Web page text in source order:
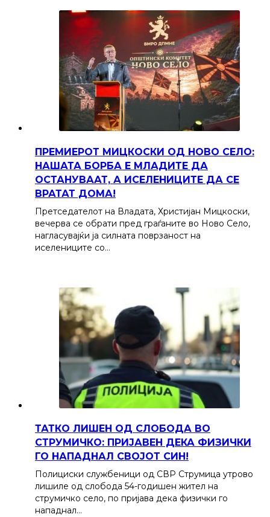
ПРЕМИЕРОТ МИЦКОСКИ ОД НОВО СЕЛО:
НАШАТА БОРБА Е МЛАДИТЕ ДА
ОСТАНУВААТ, А ИСЕЛЕНИЦИТЕ ДА СЕ
ВРАТАТ ДОМА!
Претседателот на Владата, Христијан Мицкоски,
вечерва се обрати пред граѓаните во Ново Село,
нагласувајќи ја силната поврзаност на
иселениците со…
ТАТКО ЛИШЕН ОД СЛОБОДА ВО
СТРУМИЧКО: ПРИЈАВЕН ДЕКА ФИЗИЧКИ
ГО НАПАДНАЛ СВОЈОТ СИН!
Полициски службеници од СВР Струмица утрово
лишиле од слобода 54-годишен жител на
струмичко село, по пријава дека физички го
нападнал…